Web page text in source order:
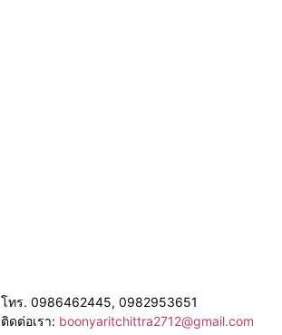
โทร. 0986462445, 0982953651
ติดต่อเรา: boonyaritchittra2712@gmail.com